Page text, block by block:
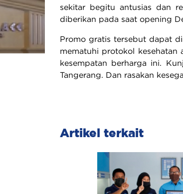
sekitar begitu antusias dan
diberikan pada saat opening
Promo gratis tersebut dapat
mematuhi protokol kesehatan
kesempatan berharga ini.
Tangerang. Dan rasakan
Artikel terkait